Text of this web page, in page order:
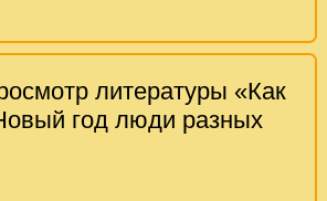
литературы «Как
год люди разных